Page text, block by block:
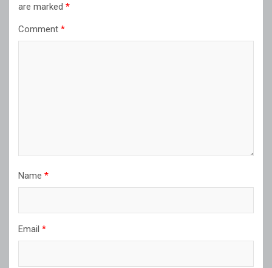
are marked *
Comment *
Name *
Email *